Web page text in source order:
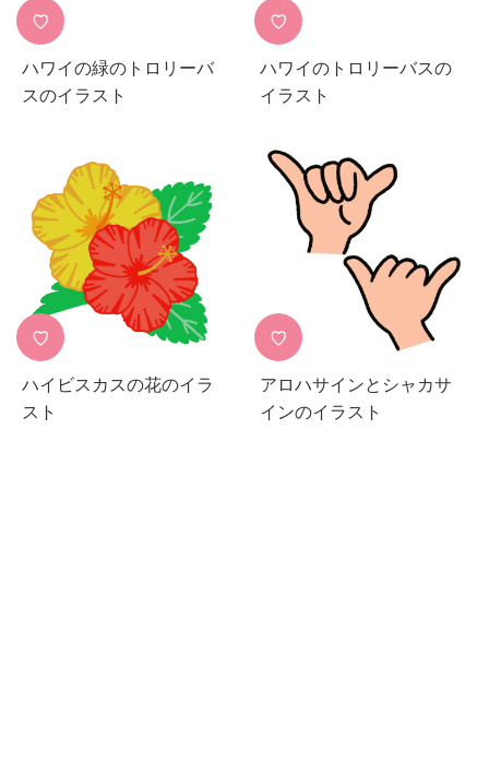
♡
ハワイの緑のトロリーバ
スのイラスト
♡
ハワイのトロリーバスの
イラスト
♡
ハイビスカスの花のイラ
スト
♡
アロハサインとシャカサ
インのイラスト